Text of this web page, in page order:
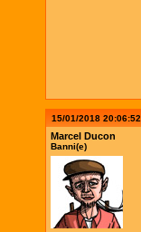
15/01/2018 20:06:52
Marcel Ducon
Banni(e)